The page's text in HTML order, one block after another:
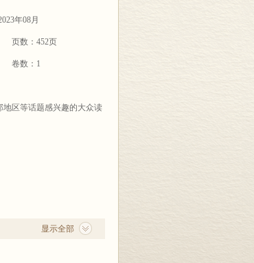
年08月
页数：452页
卷数：1
区等话题感兴趣的大众读
显示全部